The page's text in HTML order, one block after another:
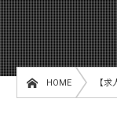
HOME 【